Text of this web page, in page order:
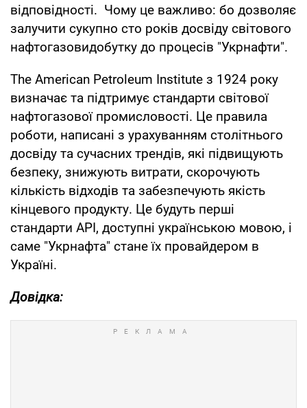
відповідності. Чому це важливо: бо дозволяє
залучити сукупно сто років досвіду світового
нафтогазовидобутку до процесів "Укрнафти".
The American Petroleum Institute з 1924 року
визначає та підтримує стандарти світової
нафтогазової промисловості. Це правила
роботи, написані з урахуванням столітнього
досвіду та сучасних трендів, які підвищують
безпеку, знижують витрати, скорочують
кількість відходів та забезпечують якість
кінцевого продукту. Це будуть перші
стандарти API, доступні українською мовою, і
саме "Укрнафта" стане їх провайдером в
Україні.
Довідка: